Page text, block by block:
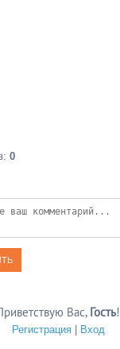
: 0
Вас, Гость!
Регистрация| Вход